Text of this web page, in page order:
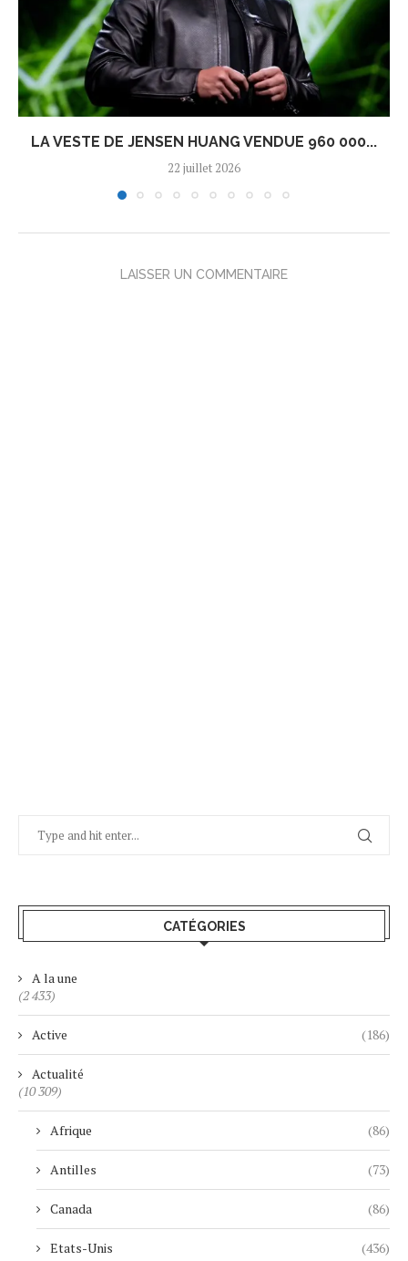
LA VESTE DE JENSEN HUANG VENDUE 960 000...
22 juillet 2026
LAISSER UN COMMENTAIRE
CATÉGORIES
A la une
(2 433)
Active (186)
Actualité
(10 309)
Afrique (86)
Antilles (73)
Canada (86)
Etats-Unis (436)